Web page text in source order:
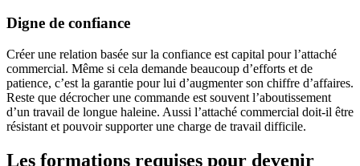
Digne de confiance
Créer une relation basée sur la confiance est capital pour l’attaché
commercial. Même si cela demande beaucoup d’efforts et de
patience, c’est la garantie pour lui d’augmenter son chiffre d’affaires.
Reste que décrocher une commande est souvent l’aboutissement
d’un travail de longue haleine. Aussi l’attaché commercial doit-il être
résistant et pouvoir supporter une charge de travail difficile.
Les formations requises pour devenir